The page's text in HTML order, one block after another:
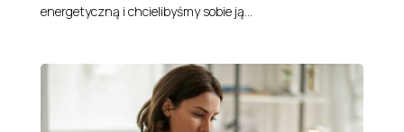
energetyczną i chcielibyśmy sobie ją...